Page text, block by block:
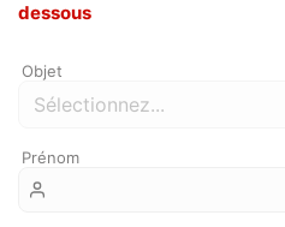
dessous
Objet
Prénom